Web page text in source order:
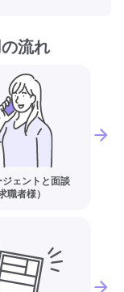
流れ
ェントと面談
職者様）